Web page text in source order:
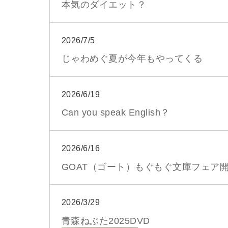
本気のダイエット？
2026/7/5
じゃわめぐ夏が今年もやってくる
2026/6/19
Can you speak English？
2026/6/16
GOAT（ゴート）もぐもぐ文庫フェア
2026/3/29
青森ねぶた2025DVD